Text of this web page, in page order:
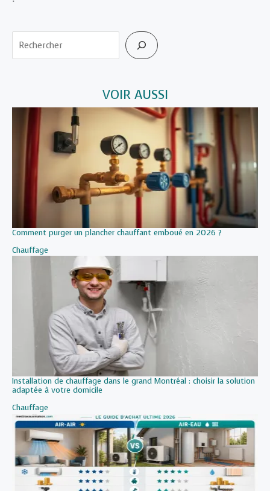
Rechercher
VOIR AUSSI
Comment purger un plancher chauffant emboué en 2026 ?
Par rapport à
Chauffage
Installation de chauffage dans le grand Montréal : choisir la solution
adaptée à votre domicile
Par rapport à
Chauffage